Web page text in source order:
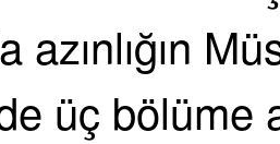
azınlığın
üç bölüme